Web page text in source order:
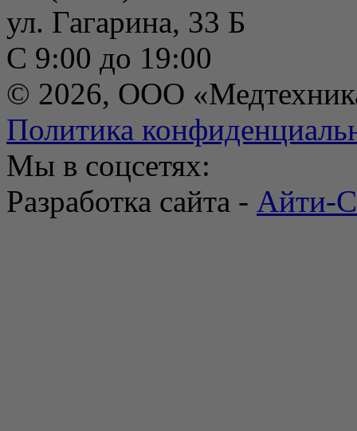
ул. Гагарина, 33 Б
С 9:00 до 19:00
© 2026, ООО
Политика
Мы в соцсетях:
Разработка сайта - Айти-